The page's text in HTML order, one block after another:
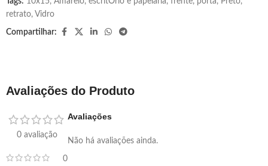
retrato, Vidro
Compartilhar:
Avaliações do Produto
0 avaliação
0
Avaliações
Não há avaliações ainda.